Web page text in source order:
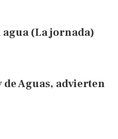
(La jornada)
Aguas, advierten